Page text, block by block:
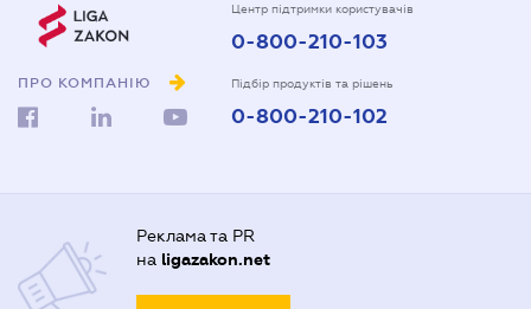
ПРО КОМПАНІЮ
Центр підтримки користувачів
0-800-210-103
Підбір продуктів та рішень
0-800-210-102
Реклама та PR
на ligazakon.net